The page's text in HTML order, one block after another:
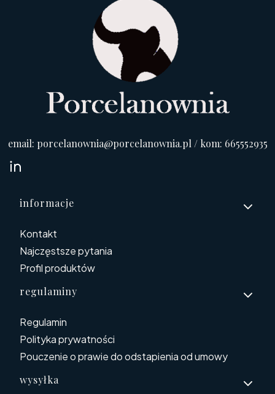
email: porcelanownia@porcelanownia.pl / kom: 665552935
Linki w stopce
informacje
Kontakt
Najczęstsze pytania
Profil produktów
regulaminy
Regulamin
Polityka prywatności
Pouczenie o prawie do odstapienia od umowy
wysyłka